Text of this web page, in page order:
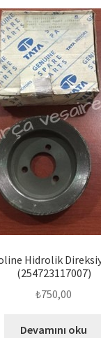
Hidrolik
(254723117007)
₺750,00
Devamını oku